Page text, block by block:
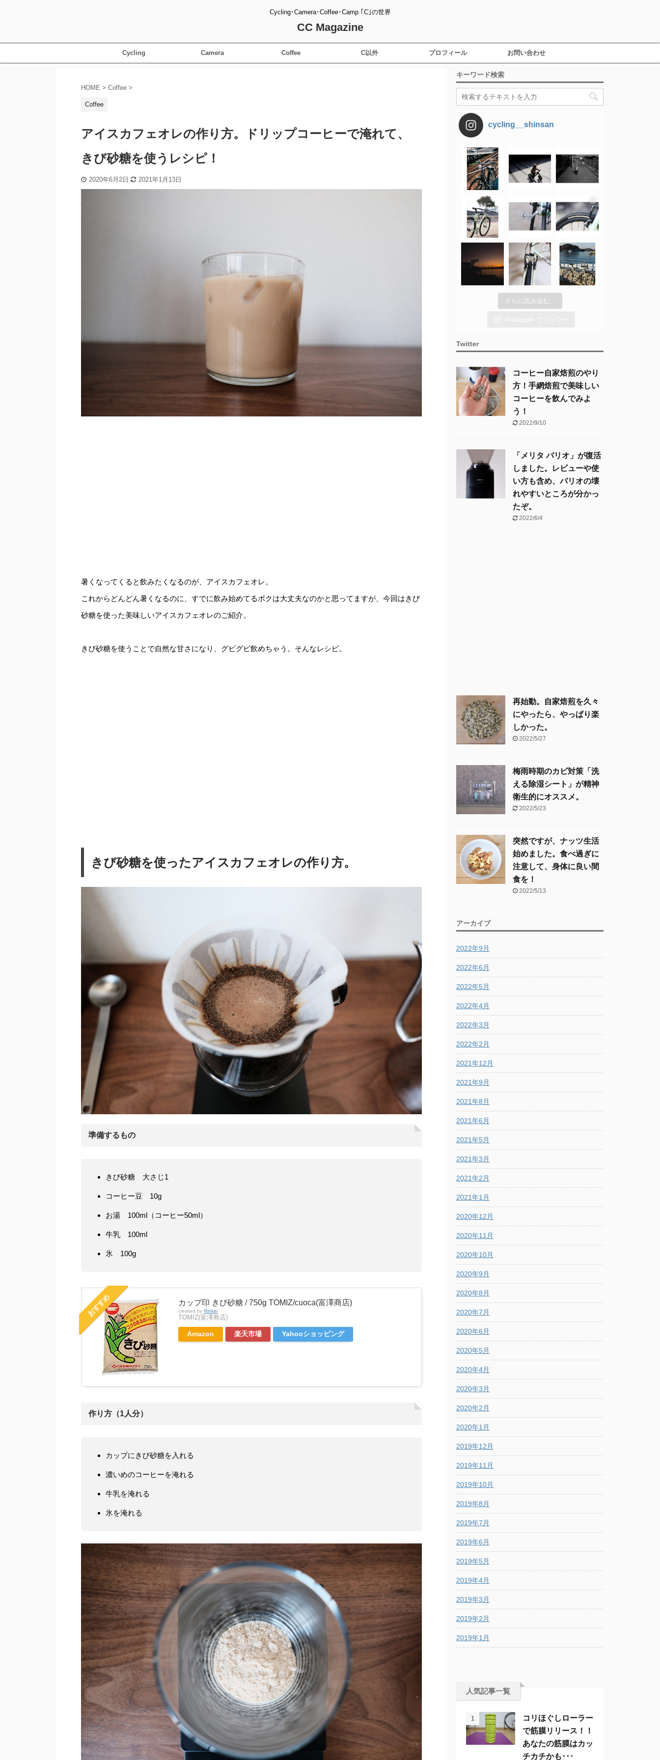
Cycling･Camera･Coffee･Camp ｢C｣の世界
CC Magazine
Cycling Camera Coffee C以外 プロフィール お問い合わせ
HOME > Coffee >
Coffee
アイスカフェオレの作り方。ドリップコーヒーで淹れて、
きび砂糖を使うレシピ！
2020年6月2日 2021年1月13日
暑くなってくると飲みたくなるのが、アイスカフェオレ。
これからどんどん暑くなるのに、すでに飲み始めてるボクは大丈夫なのかと思ってますが、今回はきび
砂糖を使った美味しいアイスカフェオレのご紹介。
きび砂糖を使うことで自然な甘さになり、グビグビ飲めちゃう。そんなレシピ。
きび砂糖を使ったアイスカフェオレの作り方。
準備するもの
きび砂糖 大さじ1
コーヒー豆 10g
お湯 100ml（コーヒー50ml）
牛乳 100ml
氷 100g
おすすめ カップ印 きび砂糖 / 750g TOMIZ/cuoca(富澤商店)
created by Rinker
TOMIZ(富澤商店)
Amazon 楽天市場 Yahooショッピング
作り方（1人分）
カップにきび砂糖を入れる
濃いめのコーヒーを淹れる
牛乳を淹れる
氷を淹れる
キーワード検索
cycling__shinsan
さらに読み込む...
Twitter
コーヒー自家焙煎のやり
方！手網焙煎で美味しい
コーヒーを飲んでみよ
う！
2022/9/10
「メリタ バリオ」が復活
しました。レビューや使
い方も含め、バリオの壊
れやすいところが分かっ
たぞ。
2022/6/4
再始動。自家焙煎を久々
にやったら、やっぱり楽
しかった。
2022/5/27
梅雨時期のカビ対策「洗
える除湿シート」が精神
衛生的にオススメ。
2022/5/23
突然ですが、ナッツ生活
始めました。食べ過ぎに
注意して、身体に良い間
食を！
2022/5/13
アーカイブ
2022年9月
2022年6月
2022年5月
2022年4月
2022年3月
2022年2月
2021年12月
2021年9月
2021年8月
2021年6月
2021年5月
2021年3月
2021年2月
2021年1月
2020年12月
2020年11月
2020年10月
2020年9月
2020年8月
2020年7月
2020年6月
2020年5月
2020年4月
2020年3月
2020年2月
2020年1月
2019年12月
2019年11月
2019年10月
2019年8月
2019年7月
2019年6月
2019年5月
2019年4月
2019年3月
2019年2月
2019年1月
人気記事一覧
1
コリほぐしローラー
で筋膜リリース！！
あなたの筋膜はカッ
チカチかも･･･